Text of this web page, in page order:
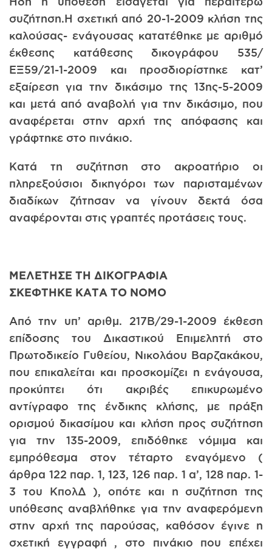
συζήτηση.Η σχετική από 20-1-2009 κλήση της
καλούσας- ενάγουσας κατατέθηκε με αριθμό
έκθεσης κατάθεσης δικογράφου 535/
ΕΞ59/21-1-2009 και προσδιορίστηκε κατ’
εξαίρεση για την δικάσιμο της 13ης-5-2009
και μετά από αναβολή για την δικάσιμο, που
αναφέρεται στην αρχή της απόφασης και
γράφτηκε στο πινάκιο.
Κατά τη συζήτηση στο ακροατήριο οι
πληρεξούσιοι δικηγόροι των παρισταμένων
διαδίκων ζήτησαν να γίνουν δεκτά όσα
αναφέρονται στις γραπτές προτάσεις τους.
ΜΕΛΕΤΗΣΕ ΤΗ ΔΙΚΟΓΡΑΦΙΑ
ΣΚΕΦΤΗΚΕ ΚΑΤΑ ΤΟ ΝΟΜΟ
Από την υπ’ αριθμ. 217Β/29-1-2009 έκθεση
επίδοσης του Δικαστικού Επιμελητή στο
Πρωτοδικείο Γυθείου, Νικολάου Βαρζακάκου,
που επικαλείται και προσκομίζει η ενάγουσα,
προκύπτει ότι ακριβές επικυρωμένο
αντίγραφο της ένδικης κλήσης, με πράξη
ορισμού δικασίμου και κλήση προς συζήτηση
για την 135-2009, επιδόθηκε νόμιμα και
εμπρόθεσμα στον τέταρτο εναγόμενο (
άρθρα 122 παρ. 1, 123, 126 παρ. 1 α’, 128 παρ. 1-
3 του ΚπολΔ ), οπότε και η συζήτηση της
υπόθεσης αναβλήθηκε για την αναφερόμενη
στην αρχή της παρούσας, καθόσον έγινε η
σχετική εγγραφή , στο πινάκιο που επέχει